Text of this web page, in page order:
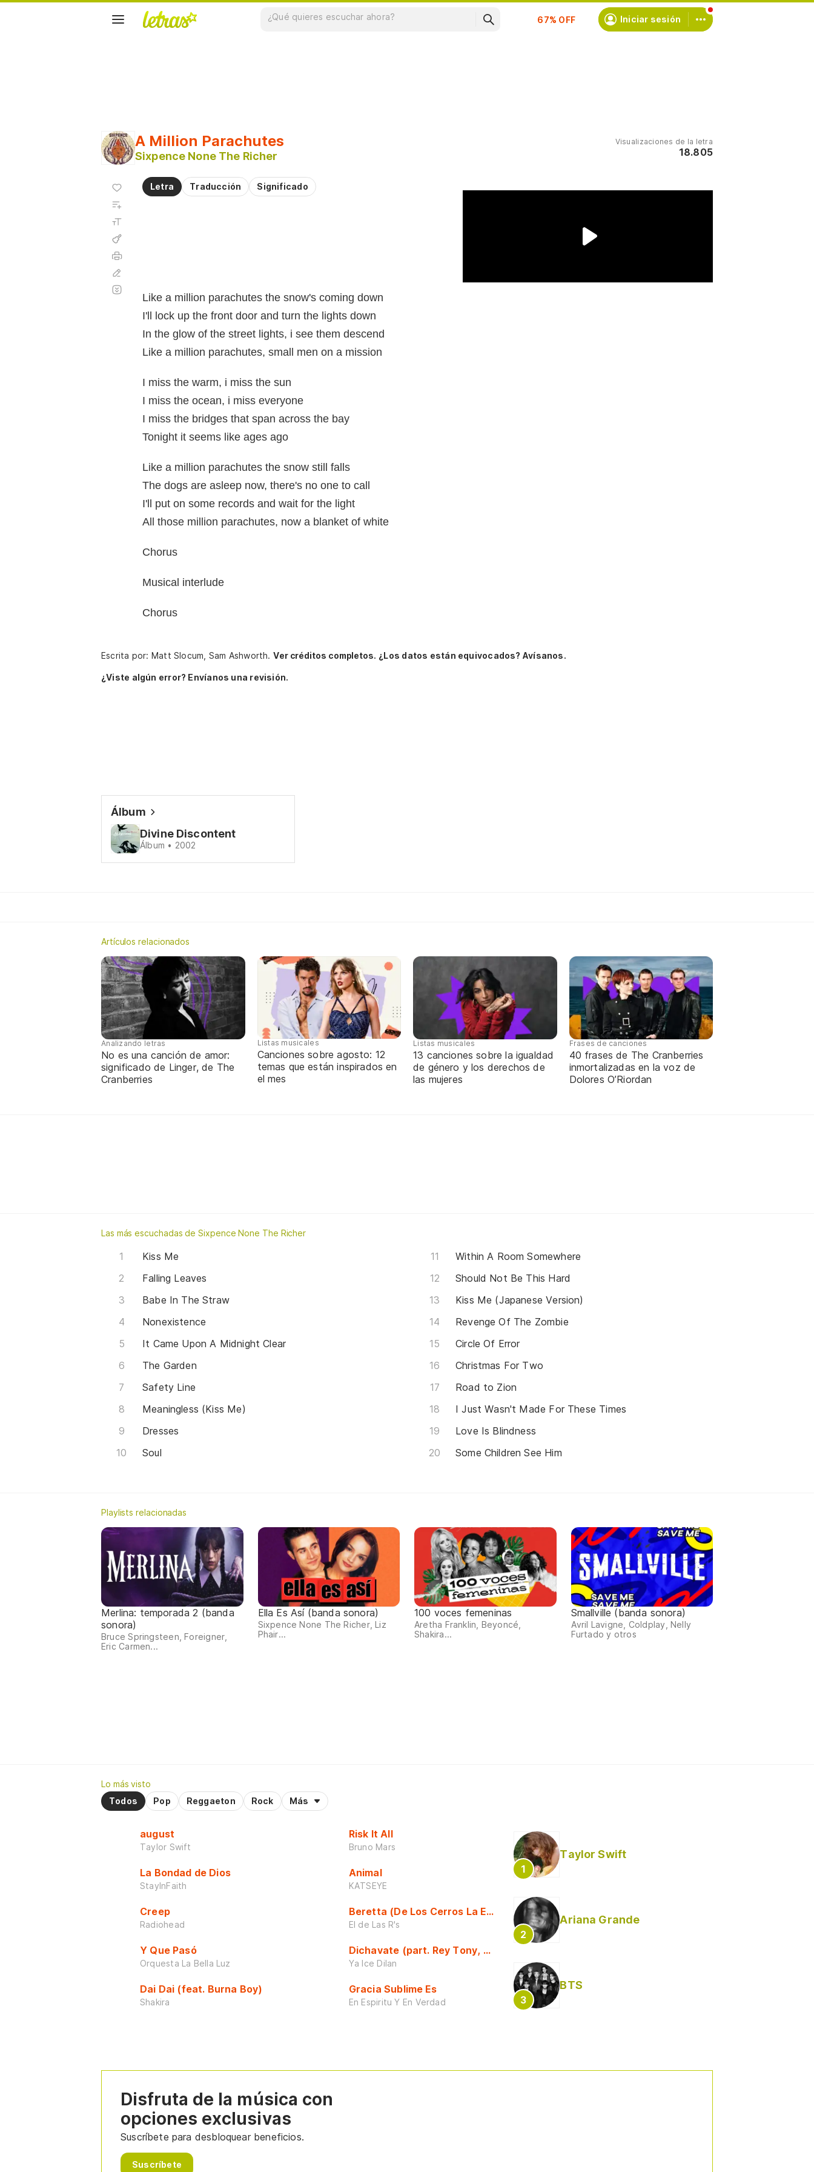
Suscríbete Iniciar sesión
Visualizaciones de la letra
18.805
A Million Parachutes
Sixpence None The Richer
Letra Traducción Significado
Like a million parachutes the snow's coming down
I'll lock up the front door and turn the lights down
In the glow of the street lights, i see them descend
Like a million parachutes, small men on a mission
I miss the warm, i miss the sun
I miss the ocean, i miss everyone
I miss the bridges that span across the bay
Tonight it seems like ages ago
Like a million parachutes the snow still falls
The dogs are asleep now, there's no one to call
I'll put on some records and wait for the light
All those million parachutes, now a blanket of white
Chorus
Musical interlude
Chorus
Agregar
favoritos
Agregar
automático
Escrita por: Matt Slocum, Sam Ashworth. Ver créditos completos. ¿Los datos están equivocados? Avísanos.
¿Viste algún error? Envíanos una revisión.
Álbum
Divine Discontent
Álbum • 2002
Artículos relacionados
Analizando letras
No es una canción de amor:
significado de Linger, de The
Cranberries
Listas musicales
Canciones sobre agosto: 12
temas que están inspirados en
el mes
Listas musicales
13 canciones sobre la igualdad
de género y los derechos de
las mujeres
Frases de canciones
40 frases de The Cranberries
inmortalizadas en la voz de
Dolores O’Riordan
Las más escuchadas de Sixpence None The Richer
Kiss Me
Falling Leaves
Babe In The Straw
Nonexistence
It Came Upon A Midnight Clear
The Garden
Safety Line
Meaningless (Kiss Me)
Dresses
Soul
Within A Room Somewhere
Should Not Be This Hard
Kiss Me (Japanese Version)
Revenge Of The Zombie
Circle Of Error
Christmas For Two
Road to Zion
I Just Wasn't Made For These Times
Love Is Blindness
Some Children See Him
Playlists relacionadas
Merlina: temporada 2 (banda
sonora)
Bruce Springsteen, Foreigner,
Eric Carmen...
Ella Es Así (banda sonora)
Sixpence None The Richer, Liz
Phair...
100 voces femeninas
Aretha Franklin, Beyoncé,
Shakira...
Smallville (banda sonora)
Avril Lavigne, Coldplay, Nelly
Furtado y otros
Lo más visto
Todos
Pop Reggaeton Rock Más
august
Taylor Swift
La Bondad de Dios
StayInFaith
Creep
Radiohead
Y Que Pasó
Orquesta La Bella Luz
Dai Dai (feat. Burna Boy)
Shakira
Risk It All
Bruno Mars
Animal
KATSEYE
Beretta (De Los Cerros La Escuela)
El de Las R's
Dichavate (part. Rey Tony, Dj Honda y Helabusador) [explícita]
Ya Ice Dilan
Gracia Sublime Es
En Espiritu Y En Verdad
Taylor Swift
Ariana Grande
BTS
Disfruta de la música con
opciones exclusivas
Suscríbete para desbloquear beneficios.
Suscríbete